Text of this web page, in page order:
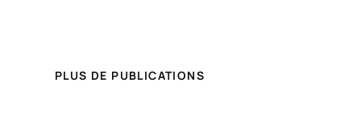
PLUS DE PUBLICATIONS